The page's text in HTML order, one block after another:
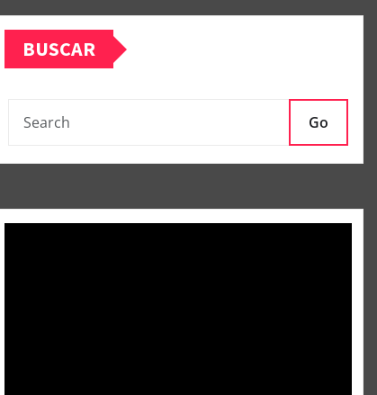
BUSCAR
Go